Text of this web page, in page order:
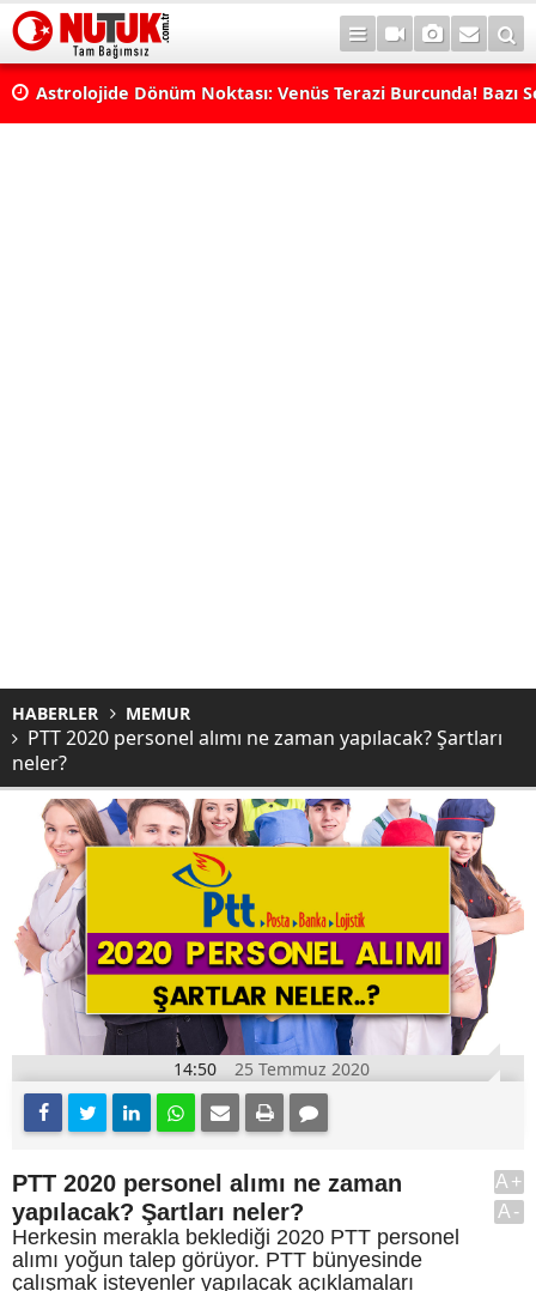
Astrolojide Dönüm Noktası: Venüs Terazi Burcunda! Bazı
HABERLER MEMUR
PTT 2020 personel alımı ne zaman yapılacak? Şartları
neler?
14:50 25 Temmuz 2020
PTT 2020 personel alımı ne zaman
yapılacak? Şartları neler?
Herkesin merakla beklediği 2020 PTT personel
alımı yoğun talep görüyor. PTT bünyesinde
çalışmak isteyenler yapılacak açıklamaları
A+
A-